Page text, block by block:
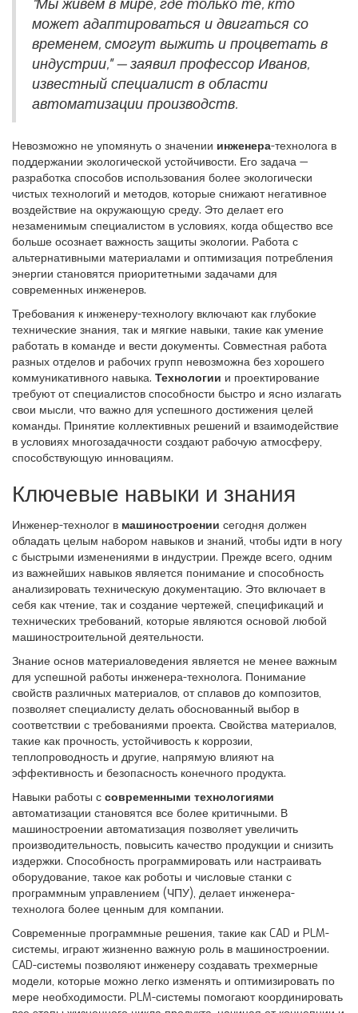
может адаптироваться и двигаться со
временем, смогут выжить и процветать в
индустрии," — заявил профессор Иванов,
известный специалист в области
автоматизации производств.
Невозможно не упомянуть о значении инженера-технолога в
поддержании экологической устойчивости. Его задача —
разработка способов использования более экологически
чистых технологий и методов, которые снижают негативное
воздействие на окружающую среду. Это делает его
незаменимым специалистом в условиях, когда общество все
больше осознает важность защиты экологии. Работа с
альтернативными материалами и оптимизация потребления
энергии становятся приоритетными задачами для
современных инженеров.
Требования к инженеру-технологу включают как глубокие
технические знания, так и мягкие навыки, такие как умение
работать в команде и вести документы. Совместная работа
разных отделов и рабочих групп невозможна без хорошего
коммуникативного навыка. Технологии и проектирование
требуют от специалистов способности быстро и ясно излагать
свои мысли, что важно для успешного достижения целей
команды. Принятие коллективных решений и взаимодействие
в условиях многозадачности создают рабочую атмосферу,
способствующую инновациям.
Ключевые навыки и знания
Инженер-технолог в машиностроении сегодня должен
обладать целым набором навыков и знаний, чтобы идти в ногу
с быстрыми изменениями в индустрии. Прежде всего, одним
из важнейших навыков является понимание и способность
анализировать техническую документацию. Это включает в
себя как чтение, так и создание чертежей, спецификаций и
технических требований, которые являются основой любой
машиностроительной деятельности.
Знание основ материаловедения является не менее важным
для успешной работы инженера-технолога. Понимание
свойств различных материалов, от сплавов до композитов,
позволяет специалисту делать обоснованный выбор в
соответствии с требованиями проекта. Свойства материалов,
такие как прочность, устойчивость к коррозии,
теплопроводность и другие, напрямую влияют на
эффективность и безопасность конечного продукта.
Навыки работы с современными технологиями
автоматизации становятся все более критичными. В
машиностроении автоматизация позволяет увеличить
производительность, повысить качество продукции и снизить
издержки. Способность программировать или настраивать
оборудование, такое как роботы и числовые станки с
программным управлением (ЧПУ), делает инженера-
технолога более ценным для компании.
Современные программные решения, такие как CAD и PLM-
системы, играют жизненно важную роль в машиностроении.
CAD-системы позволяют инженеру создавать трехмерные
модели, которые можно легко изменять и оптимизировать по
мере необходимости. PLM-системы помогают координировать